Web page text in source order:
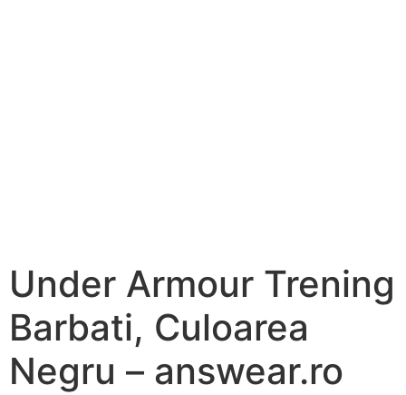
Under Armour Trening
Barbati, Culoarea
Negru – answear.ro